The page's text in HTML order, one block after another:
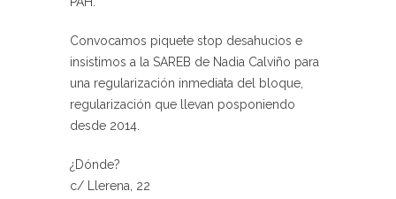
Convocamos piquete stop desahucios e
insistimos a la SAREB de Nadia Calviño para
una regularización inmediata del bloque,
regularización que llevan posponiendo
desde 2014.
¿Dónde?
c/ Llerena, 22